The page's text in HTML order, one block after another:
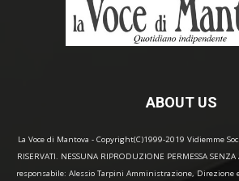
ABOUT US
La Voce di Mantova - Copyright(C)1999-2019 Vidiemme
RISERVATI. NESSUNA RIPRODUZIONE PERMESSA
responsabile: Alessio Tarpini Amministrazione, Direzione